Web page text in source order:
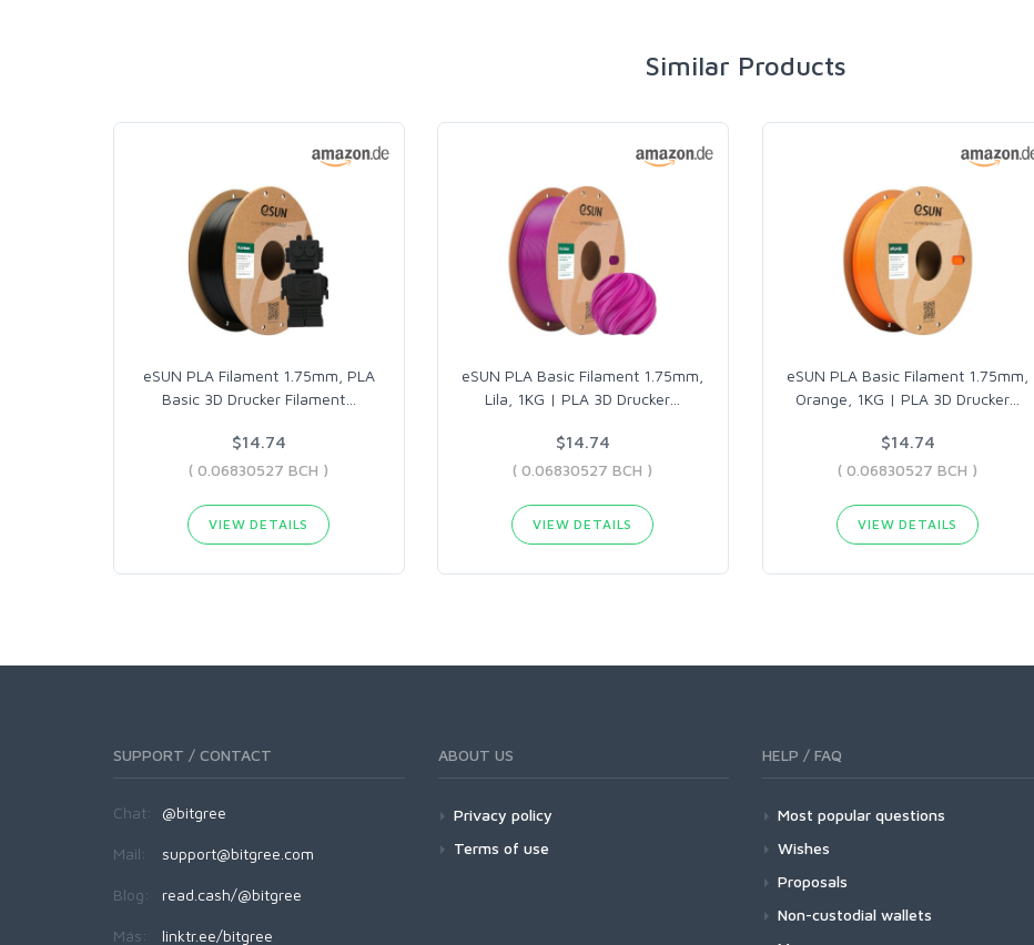
Similar Products
eSUN PLA Filament 1.75mm, PLA
Basic 3D Drucker Filament…
$14.74
( 0.06830527 BCH )
VIEW DETAILS
eSUN PLA Basic Filament 1.75mm,
Lila, 1KG | PLA 3D Drucker…
$14.74
( 0.06830527 BCH )
VIEW DETAILS
eSUN PLA Basic Filament 1.75mm,
Orange, 1KG | PLA 3D Drucker…
$14.74
( 0.06830527 BCH )
VIEW DETAILS
SUPPORT / CONTACT
Chat: @bitgree
Mail: support@bitgree.com
Blog: read.cash/@bitgree
Más: linktr.ee/bitgree
ABOUT US
Privacy policy
Terms of use
HELP / FAQ
Most popular questions
Wishes
Proposals
Non-custodial wallets